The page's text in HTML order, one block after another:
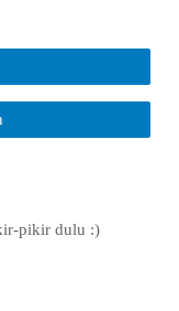
pikir dulu :)